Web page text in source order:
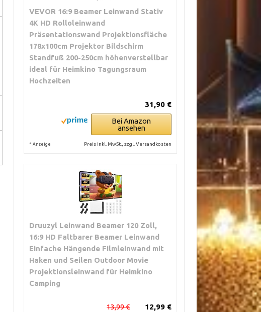
VEVOR 16:9 Beamer Leinwand Stativ
4K HD Rolloleinwand
Präsentationswand Projektionsfläche
178x100cm Projektor Bildschirm
Standfuß 200-250cm höhenverstellbar
ideal für Heimkino Tagungsraum
Hochzeiten
31,90 €
Bei Amazon
ansehen
* Anzeige Preis inkl. MwSt., zzgl. Versandkosten
Druuzyl Leinwand Beamer 120 Zoll,
16:9 HD Faltbarer Beamer Leinwand
Einfache Hängende Filmleinwand mit
Haken und Seilen Outdoor Movie
Projektionsleinwand für Heimkino
Camping
12,99 €
13,99 €